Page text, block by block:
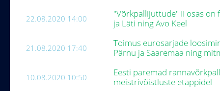
22.08.2020 14:00
"Võrkpallijuttude" II osas on
ja Läti ning Avo Keel
21.08.2020 17:40
Toimus eurosarjade
Pärnu ja Saaremaa ning
10.08.2020 10:50
Eesti paremad
meistrivõistluste etappidel